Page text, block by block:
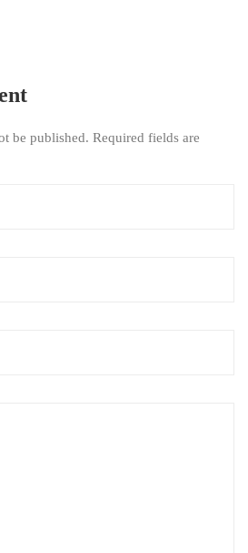
be published. Required fields are